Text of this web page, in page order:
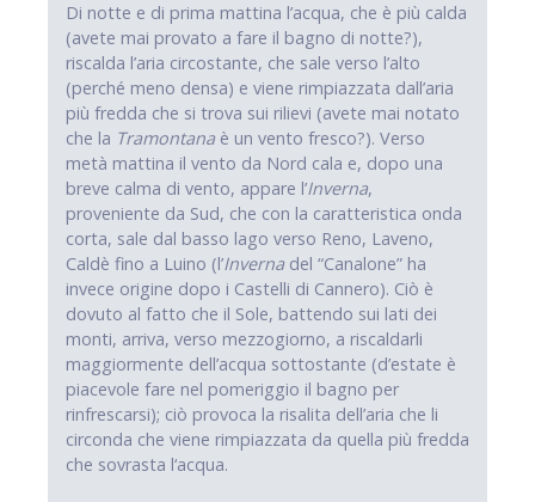
Di notte e di prima mattina l’acqua, che è più calda
(avete mai provato a fare il bagno di notte?),
riscalda l’aria circostante, che sale verso l’alto
(perché meno densa) e viene rimpiazzata dall’aria
più fredda che si trova sui rilievi (avete mai notato
che la Tramontana è un vento fresco?). Verso
metà mattina il vento da Nord cala e, dopo una
breve calma di vento, appare l’Inverna,
proveniente da Sud, che con la caratteristica onda
corta, sale dal basso lago verso Reno, Laveno,
Caldè fino a Luino (l’Inverna del “Canalone” ha
invece origine dopo i Castelli di Cannero). Ciò è
dovuto al fatto che il Sole, battendo sui lati dei
monti, arriva, verso mezzogiorno, a riscaldarli
maggiormente dell’acqua sottostante (d’estate è
piacevole fare nel pomeriggio il bagno per
rinfrescarsi); ciò provoca la risalita dell’aria che li
circonda che viene rimpiazzata da quella più fredda
che sovrasta l‘acqua.